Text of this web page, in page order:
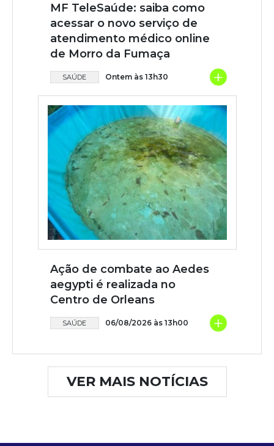
MF TeleSaúde: saiba como
acessar o novo serviço de
atendimento médico online
de Morro da Fumaça
SAÚDE Ontem às 13h30 +
Ação de combate ao Aedes
aegypti é realizada no
Centro de Orleans
SAÚDE 06/08/2026 às 13h00 +
VER MAIS NOTÍCIAS